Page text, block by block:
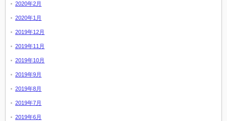
2020年2月
2020年1月
2019年12月
2019年11月
2019年10月
2019年9月
2019年8月
2019年7月
2019年6月